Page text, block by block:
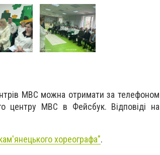
МВС можна отримати за телефоном
центру МВС в Фейсбук. Відповіді на
хореографа".